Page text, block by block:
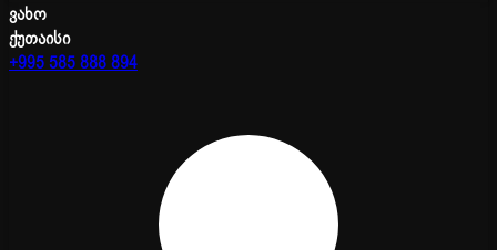
ვახო
ქუთაისი
+995 585 888 894